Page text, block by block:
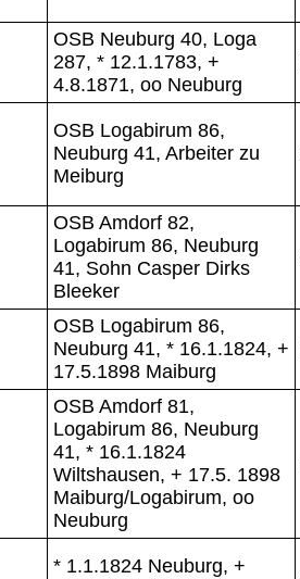
OSB Neuburg 40, Loga
287, * 12.1.1783, +
4.8.1871, oo Neuburg
OSB Logabirum 86,
Neuburg 41, Arbeiter zu
Meiburg
OSB Amdorf 82,
Logabirum 86, Neuburg
41, Sohn Casper Dirks
Bleeker
OSB Logabirum 86,
Neuburg 41, * 16.1.1824, +
17.5.1898 Maiburg
OSB Amdorf 81,
Logabirum 86, Neuburg
41, * 16.1.1824
Wiltshausen, + 17.5. 1898
Maiburg/Logabirum, oo
Neuburg
* 1.1.1824 Neuburg, +